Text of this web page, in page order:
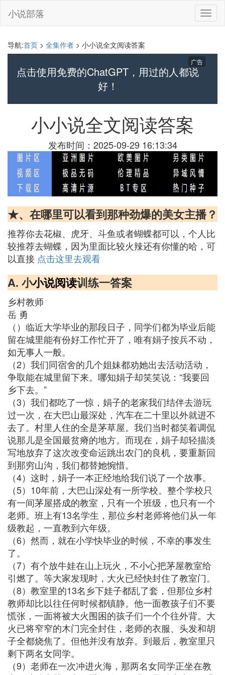
切
换
小说部落
导航:首页 > 全集作者 > 小小说全文阅读答案
点击使用免费的ChatGPT，用过的人都说
好！
广告
小小说全文阅读答案
发布时间：2025-09-29 16:13:34
★、在哪里可以看到那种劲爆的美女主播？
推荐你去花椒、虎牙、斗鱼或者蝴蝶都可以，个人比
较推荐去蝴蝶，因为里面比较火辣还有你懂的哈，可
以直接 点击这里去观看
A. 小小说阅读训练一答案
乡村教师
岳 勇
（）临近大学毕业的那段日子，同学们都为毕业后能
留在城里能有份好工作忙开了，唯有娟子按兵不动，
如无事人一般。
（2）我们同宿舍的几个姐妹都劝她出去活动活动，
争取能在城里留下来。哪知娟子却笑笑说：“我要回
乡下去。”
（3）我们都吃了一惊，娟子的老家我们结伴去游玩
过一次，在大巴山最深处，汽车在二十里以外就进不
去了。村里人住的全是茅草屋。我们当时都笑着调侃
说那儿是全国最贫瘠的地方。而现在，娟子却轻描淡
写地放弃了这次改变命运跳出农门的良机，要重新回
到那穷山沟，我们都替她惋惜。
（4）这时，娟子一本正经地给我们说了一个故事。
（5）10年前，大巴山深处有一所学校。整个学校只
有一间茅屋搭成的教室，只有一个班级，也只有一个
老师。班上有13名学生，那位乡村老师将他们从一年
级教起，一直教到六年级。
（6）然而，就在小学快毕业的时候，不幸的事发生
了。
（7）有个放牛娃在山上玩火，不小心把茅屋教室给
引燃了。等大家发现时，大火已经快封住了教室门。
（8）教室里的13名乡下娃子都乱了套，但那位乡村
教师却比以往任何时候都镇静。他一面教孩子们不要
慌张，一面将被大火围困的孩子们一个个往外背。大
火已将窄窄的木门完全封住，老师的衣服、头发和胡
子全都烧焦了。但他并没有放弃。到最后，教室里只
剩下两名女同学。
（9）老师在一次冲进火海，那两名女同学正坐在教